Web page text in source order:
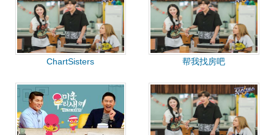
ChartSisters 帮我找房吧